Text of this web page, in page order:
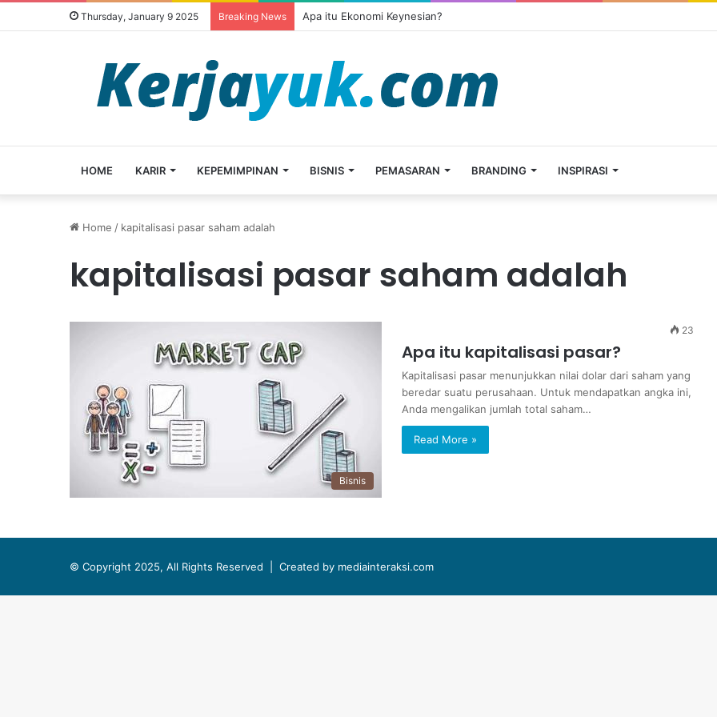
Thursday, January 9 2025 Breaking News Apa itu Ekonomi Keynesian?
HOME KARIR KEPEMIMPINAN BISNIS PEMASARAN BRANDING INSPIRASI
Home / kapitalisasi pasar saham adalah
kapitalisasi pasar saham adalah
Bisnis
23
Apa itu kapitalisasi pasar?
Kapitalisasi pasar menunjukkan nilai dolar dari saham yang
beredar suatu perusahaan. Untuk mendapatkan angka ini,
Anda mengalikan jumlah total saham…
Read More »
© Copyright 2025, All Rights Reserved | Created by mediainteraksi.com